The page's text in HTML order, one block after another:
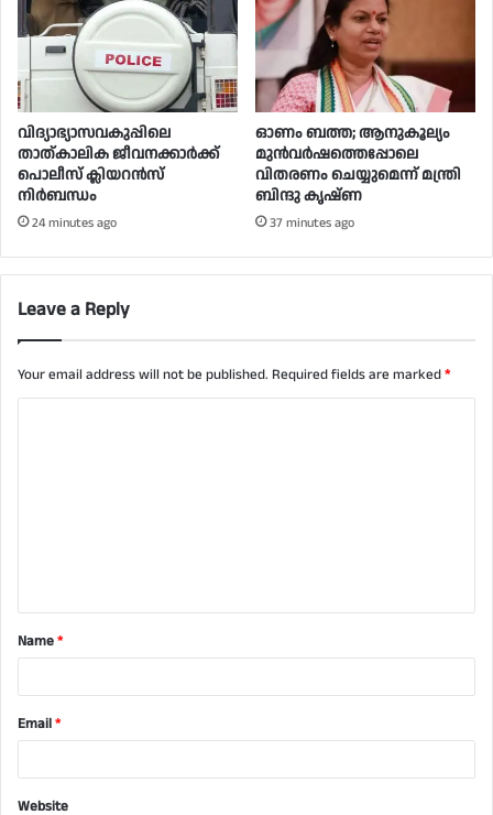
വിദ്യാഭ്യാസവകുപ്പിലെ
താത്കാലിക ജീവനക്കാർക്ക്
പൊലീസ് ക്ലിയറൻസ്
നിർബന്ധം
24 minutes ago
ഓണം ബത്ത; ആനുകൂല്യം
മുൻവർഷത്തെപ്പോലെ
വിതരണം ചെയ്യുമെന്ന് മന്ത്രി
ബിന്ദു കൃഷ്ണ
37 minutes ago
Leave a Reply
Your email address will not be published. Required fields are marked*
t
*Name*
Email*
Website